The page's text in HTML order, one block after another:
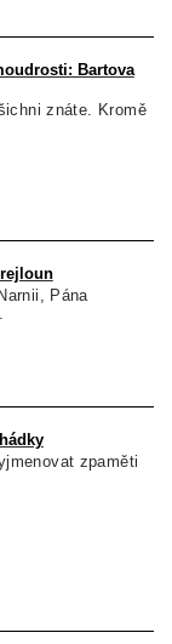
Bartova
znáte. Kromě
Pána
zpaměti